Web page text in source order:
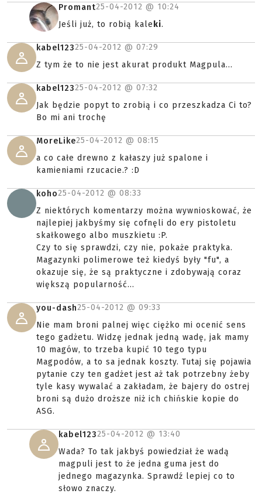
Promant25-04-2012 @ 10:24
Jeśli już, to robią kale ki.
kabel12325-04-2012 @ 07:29
Z tym że to nie jest akurat produkt Magpula...
kabel12325-04-2012 @ 07:32
Jak będzie popyt to zrobią i co przeszkadza Ci to?
Bo mi ani trochę
MoreLike25-04-2012 @ 08:15
a co całe drewno z kałaszy już spalone i
kamieniami rzucacie.? :D
koho25-04-2012 @ 08:33
Z niektórych komentarzy można wywnioskować, że
najlepiej jakbyśmy się cofnęli do ery pistoletu
skałkowego albo muszkietu :P.
Czy to się sprawdzi, czy nie, pokaże praktyka.
Magazynki polimerowe też kiedyś były "fu", a
okazuje się, że są praktyczne i zdobywają coraz
większą popularność...
you-dash25-04-2012 @ 09:33
Nie mam broni palnej więc ciężko mi ocenić sens
tego gadżetu. Widzę jednak jedną wadę, jak mamy
10 magów, to trzeba kupić 10 tego typu
Magpodów, a to sa jednak koszty. Tutaj się pojawia
pytanie czy ten gadżet jest aż tak potrzebny żeby
tyle kasy wywalać a zakładam, że bajery do ostrej
broni są dużo droższe niż ich chińskie kopie do
ASG.
kabel12325-04-2012 @ 13:40
Wada? To tak jakbyś powiedział że wadą
magpuli jest to że jedna guma jest do
jednego magazynka. Sprawdź lepiej co to
słowo znaczy.